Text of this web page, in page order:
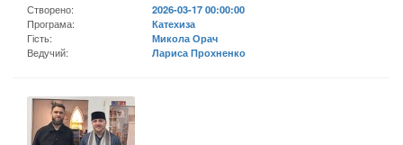
Створено:
2026-03-17 00:00:00
Програма:
Катехиза
Гість:
Микола Орач
Ведучий:
Лариса Прохненко